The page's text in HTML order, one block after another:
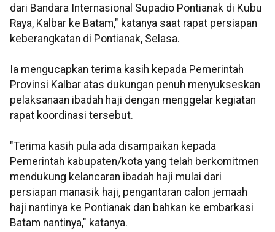
dari Bandara Internasional Supadio Pontianak di Kubu
Raya, Kalbar ke Batam," katanya saat rapat persiapan
keberangkatan di Pontianak, Selasa.
Ia mengucapkan terima kasih kepada Pemerintah
Provinsi Kalbar atas dukungan penuh menyukseskan
pelaksanaan ibadah haji dengan menggelar kegiatan
rapat koordinasi tersebut.
"Terima kasih pula ada disampaikan kepada
Pemerintah kabupaten/kota yang telah berkomitmen
mendukung kelancaran ibadah haji mulai dari
persiapan manasik haji, pengantaran calon jemaah
haji nantinya ke Pontianak dan bahkan ke embarkasi
Batam nantinya," katanya.